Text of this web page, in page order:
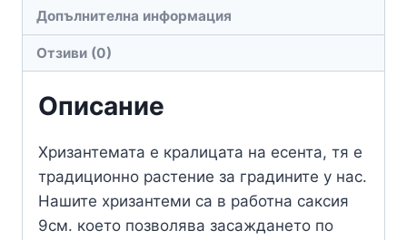
Допълнителна информация
Отзиви (0)
Описание
Хризантемата е кралицата на есента, тя е
традиционно растение за градините у нас.
Нашите хризантеми са в работна саксия
9см. което позволява засаждането по